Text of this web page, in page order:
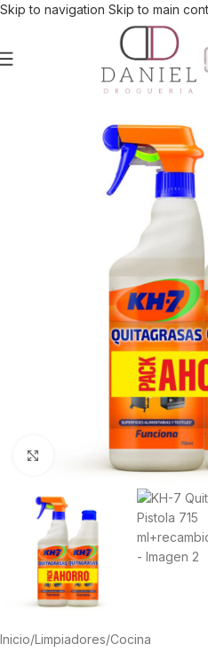
Skip to navigation Skip to main
Haga Click para agrandar
Inicio/Limpiadores/Cocina